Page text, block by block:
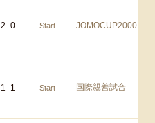
2–0 Start JOMOCUP2000
1–1 Start 国際親善試合